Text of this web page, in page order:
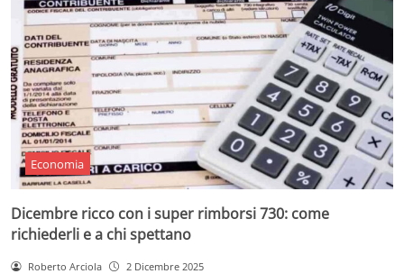
Economia
Dicembre ricco con i super rimborsi 730: come
richiederli e a chi spettano
Roberto Arciola 2 Dicembre 2025